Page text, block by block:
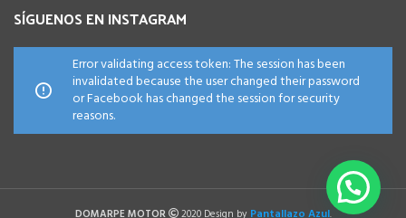
SÍGUENOS EN INSTAGRAM
Error validating access token: The session has been
invalidated because the user changed their password
or Facebook has changed the session for security
reasons.
DOMARPE MOTOR 2020 Design by .